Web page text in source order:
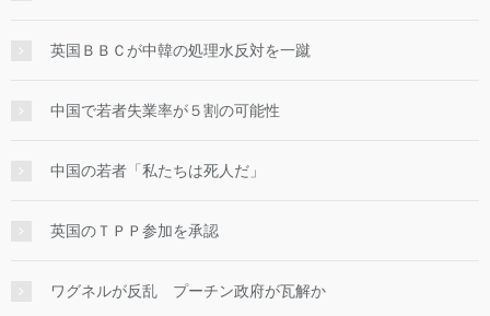
英国ＢＢＣが中韓の処理水反対を一蹴
中国で若者失業率が５割の可能性
中国の若者「私たちは死人だ」
英国のＴＰＰ参加を承認
ワグネルが反乱 プーチン政府が瓦解か